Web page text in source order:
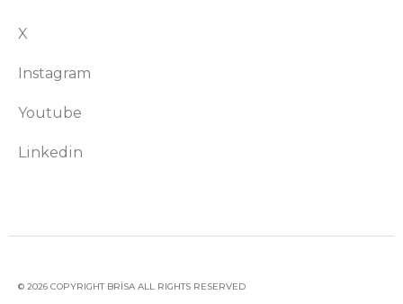
X
Instagram
Youtube
Linkedin
© 2026 COPYRIGHT BRİSA ALL RIGHTS RESERVED